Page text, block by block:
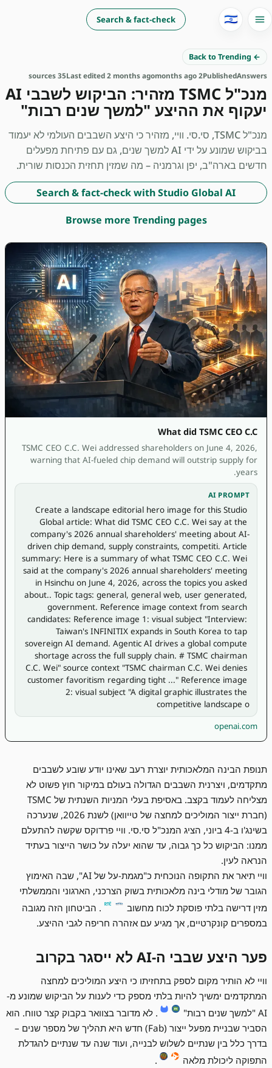
Search & fact-check 🇮🇱
← Back to Trending
Answers
Published
2 months ago
Last edited 2 months ago
35 sources
מנכ"ל TSMC מזהיר: הביקוש לשבבי AI
יעקוף את ההיצע "למשך שנים רבות"
מנכ"ל TSMC, סי.סי. וויי, מזהיר כי היצע השבבים העולמי לא יעמוד
בביקוש שמונע על ידי AI למשך שנים, גם עם פתיחת מפעלים
חדשים בארה"ב, יפן וגרמניה – מה שמזין תחזית הכנסות שורית.
Search & fact-check with Studio Global AI
Browse more Trending pages
What did TSMC CEO C.C
TSMC CEO C.C. Wei addressed shareholders on June 4, 2026,
warning that AI-fueled chip demand will outstrip supply for
years.
AI PROMPT
Create a landscape editorial hero image for this Studio
Global article: What did TSMC CEO C.C. Wei say at the
company's 2026 annual shareholders' meeting about AI-
driven chip demand, supply constraints, competiti. Article
summary: Here is a summary of what TSMC CEO C.C. Wei
said at the company's 2026 annual shareholders' meeting
in Hsinchu on June 4, 2026, across the topics you asked
about.. Topic tags: general, general web, user generated,
government. Reference image context from search
candidates: Reference image 1: visual subject "Interview:
Taiwan's INFINITIX expands in South Korea to tap
sovereign AI demand. Agentic AI drives a global compute
shortage across the full supply chain. # TSMC chairman
C.C. Wei" source context "TSMC chairman C.C. Wei denies
customer favoritism regarding tight ..." Reference image
2: visual subject "A digital graphic illustrates the
competitive landscape o
openai.com
תנופת הבינה המלאכותית יוצרת רעב שאינו יודע שובע לשבבים
מתקדמים, ויצרנית השבבים הגדולה בעולם במיקור חוץ פשוט לא
מצליחה לעמוד בקצב. באסיפת בעלי המניות השנתית של TSMC
(חברת ייצור המוליכים למחצה של טייוואן) לשנת 2026, שנערכה
בשינג'ו ב-4 ביוני, הציג המנכ"ל סי.סי. וויי פרדוקס שקשה להתעלם
ממנו: הביקוש כל כך גבוה, עד שהוא יעלה על כושר הייצור בעתיד
הנראה לעין.
וויי תיאר את התקופה הנוכחית כ"מגמת-על של AI", שבה האימוץ
הגובר של מודלי בינה מלאכותית בשוק הצרכני, הארגוני והממשלתי
מזין דרישה בלתי פוסקת לכוח מחשוב
. הביטחון הזה מגובה
במספרים קונקרטיים, אך מגיע עם אזהרה חריפה לגבי ההיצע.
פער היצע שבבי ה-AI לא ייסגר בקרוב
וויי לא הותיר מקום לספק בתחזיתו כי היצע המוליכים למחצה
המתקדמים ימשיך להיות בלתי מספק כדי לענות על הביקוש שמונע מ-
AI "למשך שנים רבות"
. לא מדובר בצוואר בקבוק קצר טווח. הוא
הסביר שבניית מפעל ייצור (Fab) חדש היא תהליך של מספר שנים –
בדרך כלל בין שנתיים לשלוש לבנייה, ועוד שנה עד שנתיים להגדלת
התפוקה ליכולת מלאה
.